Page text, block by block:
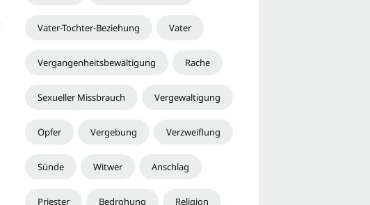
Vater-Tochter-Beziehung Vater
Vergangenheitsbewältigung Rache
Sexueller Missbrauch Vergewaltigung
Opfer Vergebung Verzweiflung
Sünde Witwer Anschlag
Priester Bedrohung Religion